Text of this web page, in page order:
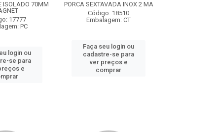
ISOLADO 70MM
17777
PC
login ou
se para
e
PORCA SEXTAVADA INOX 2 MA
Código: 18510
Embalagem: CT
Faça seu login ou
cadastre-se para
ver preços e
comprar